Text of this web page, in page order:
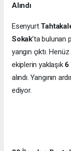
Alındı
Esenyurt
Sokak’ta bulunan
yangın çıktı.
ekiplerin yaklaşık 6
alındı. Yangının
ediyor.